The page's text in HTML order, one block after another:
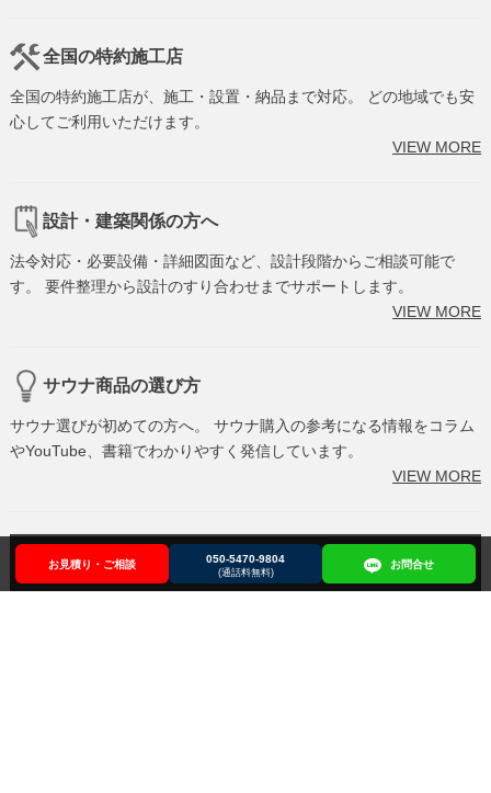
お見積り・ご相談 050-5470-9804
(通話料無料)
お問合せ
全国の特約施工店
全国の特約施工店が、施工・設置・納品まで対応。 どの地域でも安
心してご利用いただけます。
VIEW MORE
設計・建築関係の方へ
法令対応・必要設備・詳細図面など、設計段階からご相談可能で
す。 要件整理から設計のすり合わせまでサポートします。
VIEW MORE
サウナ商品の選び方
サウナ選びが初めての方へ。 サウナ購入の参考になる情報をコラム
やYouTube、書籍でわかりやすく発信しています。
VIEW MORE
サウナ商品を探す
お見積り・ご相談 050-5470-9804 お問合せ